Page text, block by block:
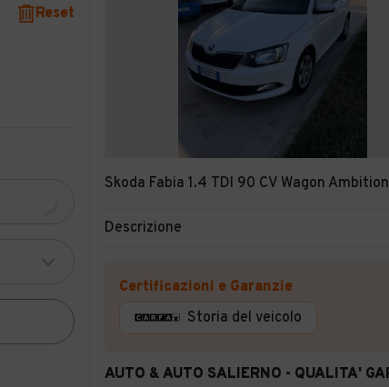
Reset
Skoda Fabia 1.4 TDI 90 CV Wagon Ambition
Descrizione
Certificazioni e Garanzie
Storia del veicolo